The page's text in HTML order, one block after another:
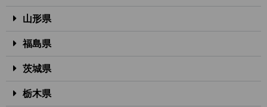
山形県
福島県
茨城県
栃木県